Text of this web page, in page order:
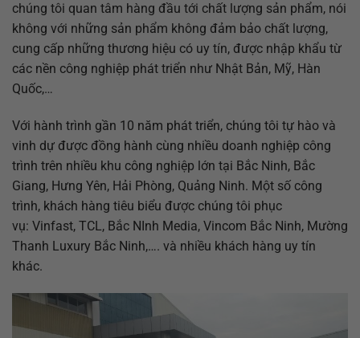
chúng tôi quan tâm hàng đầu tới chất lượng sản phẩm, nói
không với những sản phẩm không đảm bảo chất lượng,
cung cấp những thương hiệu có uy tín, được nhập khẩu từ
các nền công nghiệp phát triển như Nhật Bản, Mỹ, Hàn
Quốc,…
Với hành trình gần 10 năm phát triển, chúng tôi tự hào và
vinh dự được đồng hành cùng nhiều doanh nghiệp công
trình trên nhiều khu công nghiệp lớn tại Bắc Ninh, Bắc
Giang, Hưng Yên, Hải Phòng, Quảng Ninh. Một số công
trình, khách hàng tiêu biểu được chúng tôi phục
vụ: Vinfast, TCL, Bắc NInh Media, Vincom Bắc Ninh, Mường
Thanh Luxury Bắc Ninh,…. và nhiều khách hàng uy tín
khác.